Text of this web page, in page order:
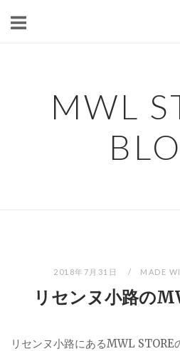
MWL
2018年7月31日 MADE
リセンヌ小路の
リセンヌ小路にあるMWL STORE